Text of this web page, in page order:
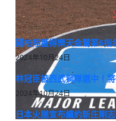
陽柏翔獲得樂天金鷲第6指
2024年10月24日
林冠臣被西武獅隊選中！
2024年10月24日
日本火腿宣布續約新庄剛